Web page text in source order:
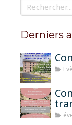
Rechercher
Derniers